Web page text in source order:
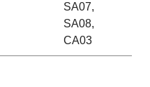
SA07,
SA08,
CA03